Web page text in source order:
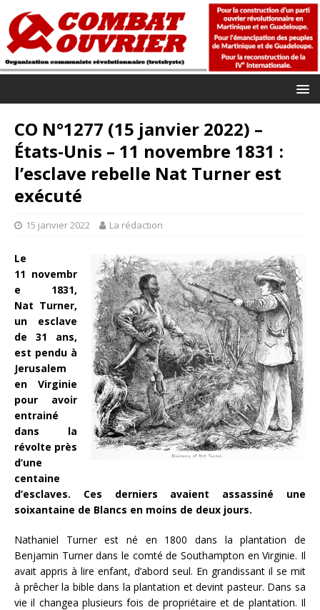
CO N°1277 (15 janvier 2022) –
États-Unis – 11 novembre 1831 :
l’esclave rebelle Nat Turner est
exécuté
15 janvier 2022 La rédaction
Le
11 novembr
e 1831,
Nat Turner,
un esclave
de 31 ans,
est pendu à
Jerusalem
en Virginie
pour avoir
entrainé
dans la
révolte près
d’une
centaine
d’esclaves. Ces derniers avaient assassiné une
soixantaine de Blancs en moins de deux jours.
Nathaniel Turner est né en 1800 dans la plantation de
Benjamin Turner dans le comté de Southampton en Virginie. Il
avait appris à lire enfant, d’abord seul. En grandissant il se mit
à prêcher la bible dans la plantation et devint pasteur. Dans sa
vie il changea plusieurs fois de propriétaire et de plantation. Il